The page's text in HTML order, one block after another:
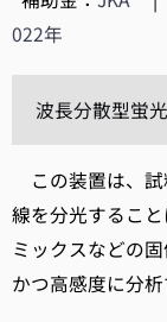
022年
波長分散型蛍
この装置は、試
線を分光するこ
ミックスなどの
かつ高感度に分